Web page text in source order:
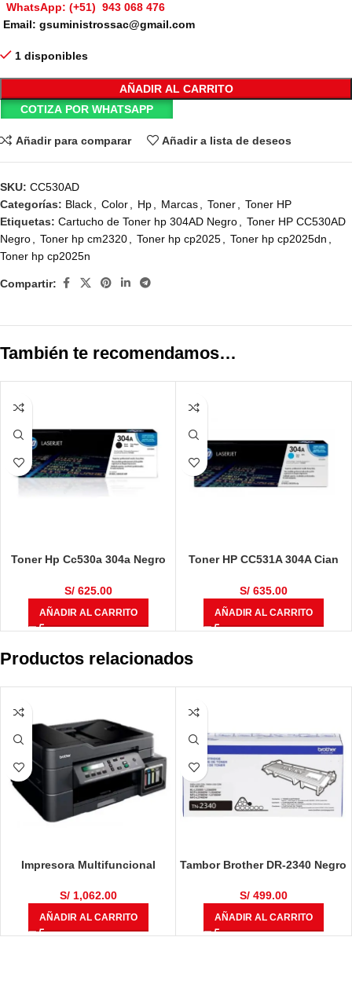
WhatsApp: (+51) 943 068 476
Email: gsuministrossac@gmail.com
1 disponibles
AÑADIR AL CARRITO
COTIZA POR WHATSAPP
Añadir para comparar Añadir a lista de deseos
SKU: CC530AD
Categorías: Black Color Hp Marcas Toner
Toner HP
Etiquetas: Cartucho de Toner hp 304AD Negro
Toner HP CC530AD
Negro
Toner hp cm2320 Toner hp cp2025 Toner hp cp2025dn
Toner hp cp2025n
Compartir:
También te recomendamos…
Toner Hp Cc530a 304a Negro
S/625.00
AÑADIR AL CARRITO
Toner HP CC531A 304A Cian
S/635.00
AÑADIR AL CARRITO
Productos relacionados
Impresora Multifuncional
S/1,062.00
AÑADIR AL CARRITO
Tambor Brother DR-2340 Negro
S/499.00
AÑADIR AL CARRITO